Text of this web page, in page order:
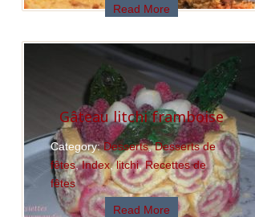
Read More
Gâteau litchi framboise
Category:Desserts,Desserts de
fêtes,Index,litchi,Recettes de
fêtes
Read More